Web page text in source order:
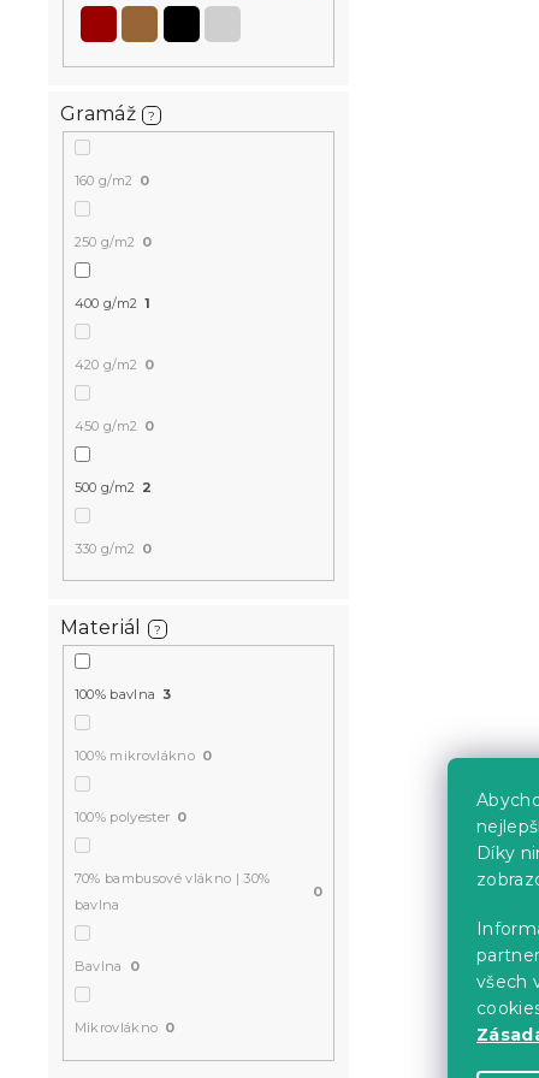
Díky
všech
Gramáž ?
160 g/m2 0
250 g/m2 0
400 g/m2 1
420 g/m2 0
450 g/m2 0
500 g/m2 2
330 g/m2 0
Materiál ?
100% bavlna 3
100% mikrovlákno 0
100% polyester 0
70% bambusové vlákno | 30%
bavlna
0
Bavlna 0
Mikrovlákno 0